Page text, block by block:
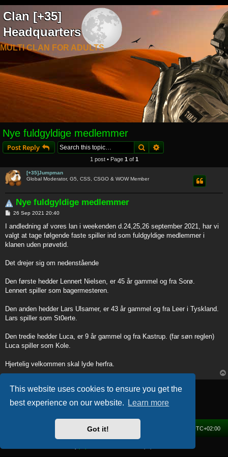
This website uses cookies to ensure you get the
best experience on our website.
Learn more
Got it!
Clan [+35]
Headquarters
MULTI CLAN FOR ADULTS
Nye fuldgyldige medlemmer
Post Reply SearchAdvanced search
1 post • Page 1 of 1
[+35]Jumpman
Global Moderator, G5, CSS, CSGO & WOW Member
Nye fuldgyldige medlemmer
P
s
26 Sep 2021 20:40
I andledning af vores lan i weekenden d.24,25,26 september 2021, har vi
valgt at tage følgende faste spiller ind som fuldgyldige medlemmer i
klanen uden prøvetid.
Det drejer sig om nedenstående
Den første hedder Lennert Nielsen, er 45 år gammel og fra Sorø.
Lennert spiller som bagermesteren.
Den anden hedder Lars Ulsamer, er 43 år gammel og fra Leer i Tyskland.
Lars spiller som St0erte.
Den tredie hedder Luca, er 9 år gammel og fra Kastrup. (far søn reglen)
Luca spiller som Kole.
Hjertelig velkommen skal lyde herfra.
Post Reply
UTC+02:00